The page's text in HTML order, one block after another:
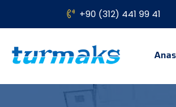
+90 (312) 441 99 41